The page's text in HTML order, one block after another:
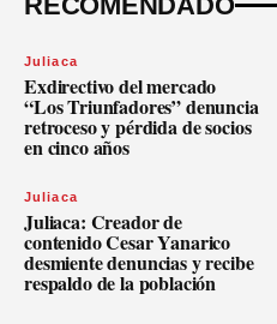
Juliaca
Exdirectivo del mercado
“Los Triunfadores” denuncia
retroceso y pérdida de socios
en cinco años
Juliaca
Juliaca: Creador de
contenido Cesar Yanarico
desmiente denuncias y recibe
respaldo de la población